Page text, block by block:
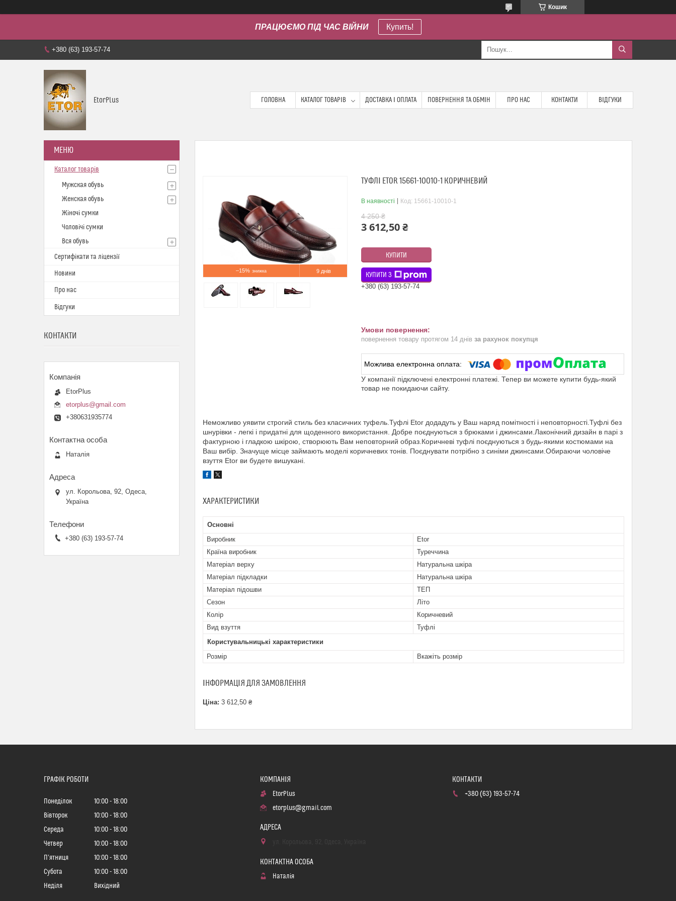
Кошик
ПРАЦЮЄМО ПІД ЧАС ВІЙНИ Купить!
+380 (63) 193-57-74
EtorPlus ГОЛОВНА КАТАЛОГ ТОВАРІВ ДОСТАВКА І ОПЛАТА ПОВЕРНЕННЯ ТА ОБМІН ПРО НАС КОНТАКТИ ВІДГУКИ
–15% 9 днів
ТУФЛІ ETOR 15661-10010-1 КОРИЧНЕВИЙ
В наявності Код: 15661-10010-1
4 250 ₴
3 612,50 ₴
КУПИТИ
КУПИТИ З
+380 (63) 193-57-74
повернення товару протягом 14 днів за рахунок покупця
У компанії підключені електронні платежі. Тепер ви можете купити будь-який
товар не покидаючи сайту.
Неможливо уявити строгий стиль без класичних туфель.Туфлі Etor додадуть у Ваш наряд помітності і неповторності.Туфлі без
шнурівки - легкі і придатні для щоденного використання. Добре поєднуються з брюками і джинсами.Лаконічний дизайн в парі з
фактурною і гладкою шкірою, створюють Вам неповторний образ.Коричневі туфлі поєднуються з будь-якими костюмами на
Ваш вибір. Значуще місце займають моделі коричневих тонів. Поєднувати потрібно з синіми джинсами.Обираючи чоловіче
взуття Etor ви будете вишукані.
ХАРАКТЕРИСТИКИ
Основні
Виробник
Etor
Країна виробник
Туреччина
Матеріал верху
Натуральна шкіра
Матеріал підкладки
Натуральна шкіра
Матеріал підошви
ТЕП
Сезон
Літо
Колір
Коричневий
Вид взуття
Туфлі
Користувальницькі характеристики
Розмір
Вкажіть розмір
ІНФОРМАЦІЯ ДЛЯ ЗАМОВЛЕННЯ
Ціна: 3 612,50 ₴
Каталог товарів
Мужская обувь
Женская обувь
Жіночі сумки
Чоловічі сумки
Вся обувь
Сертифікати та ліцензії
Новини
Про нас
Відгуки
КОНТАКТИ
EtorPlus
etorplus@gmail.com
+380631935774
Наталія
ул. Корольова, 92, Одеса,
Україна
+380 (63) 193-57-74
ГРАФІК РОБОТИ
Понеділок 10:00
18:00
Вівторок
10:00
18:00
Середа
10:00
18:00
Четвер
10:00
18:00
Пʼятниця
10:00
18:00
Субота
10:00
18:00
Неділя
Вихідний
EtorPlus
etorplus@gmail.com
Наталія
+380 (63) 193-57-74